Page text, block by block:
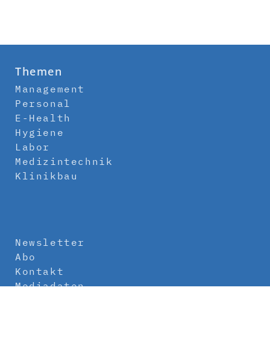
Themen
Management
Personal
E-Health
Hygiene
Labor
Medizintechnik
Klinikbau
Newsletter
Abo
Kontakt
Mediadaten